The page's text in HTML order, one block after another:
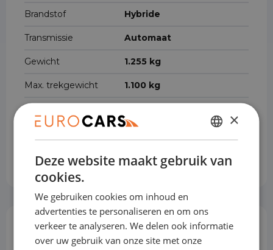
Brandstof Hybride
Transmissie Automaat
Gewicht 1.255 kg
Max. trekgewicht 1.100 kg
Voertuiglengte 408 cm
Opties & Toebehoren (50)
DUTCH
ENGLISH
×
Deze website maakt gebruik van
cookies.
We gebruiken cookies om inhoud en
advertenties te personaliseren en om ons
verkeer te analyseren. We delen ook informatie
over uw gebruik van onze site met onze